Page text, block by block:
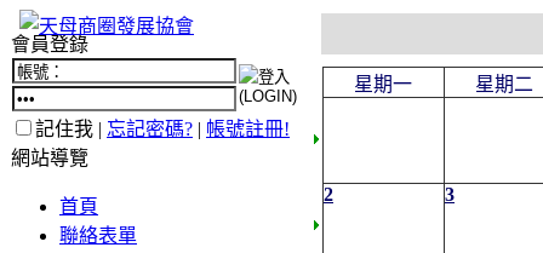
會員登錄
記住我 | 忘記密碼? | 帳號註冊!
網站導覽
首頁
聯絡表單
星期一 星期二
2 3